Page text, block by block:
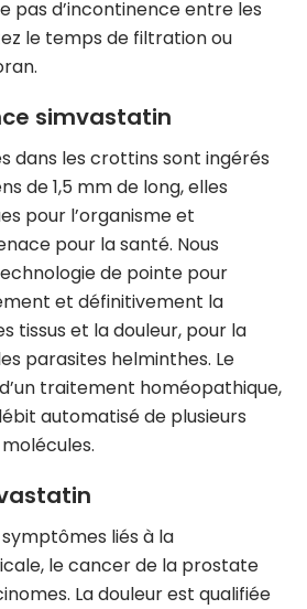
pas d’incontinence entre les
le temps de filtration ou
simvastatin
dans les crottins sont ingérés
de 1,5 mm de long, elles
pour l’organisme et
pour la santé. Nous
de pointe pour
et définitivement la
tissus et la douleur, pour la
parasites helminthes. Le
traitement homéopathique,
automatisé de plusieurs
liés à la
le cancer de la prostate
La douleur est qualifiée